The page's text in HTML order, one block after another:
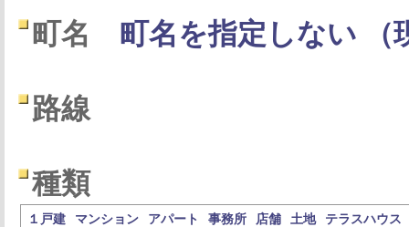
町名 町名を指定しない （
路線
種類
１戸建 マンション アパート 事務所 店舗 土地 テラスハウス